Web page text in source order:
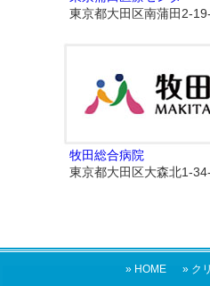
東京都大田区南蒲田2-
牧田総合病院
東京都大田区大森北1-
» HOME
» ク